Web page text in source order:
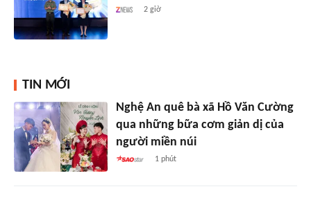
2 giờ
TIN MỚI
Nghệ An quê bà xã Hồ Văn Cường
qua những bữa cơm giản dị của
người miền núi
1 phút